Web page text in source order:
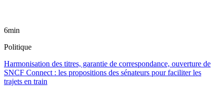
6min
Politique
Harmonisation des titres, garantie de correspondance, ouverture de
SNCF Connect : les propositions des sénateurs pour faciliter les
trajets en train